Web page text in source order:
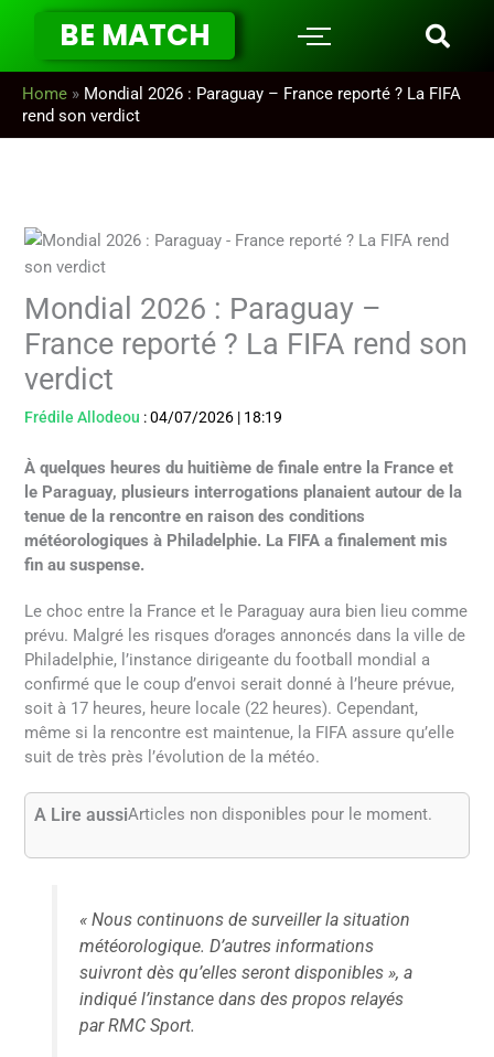
contenu
BE MATCH
Home » Mondial 2026 : Paraguay – France reporté ? La FIFA
rend son verdict
Mondial 2026 : Paraguay –
France reporté ? La FIFA rend son
verdict
Frédile Allodeou :04/07/2026 | 18:19
À quelques heures du huitième de finale entre la France et
le Paraguay, plusieurs interrogations planaient autour de la
tenue de la rencontre en raison des conditions
météorologiques à Philadelphie. La FIFA a finalement mis
fin au suspense.
Le choc entre la France et le Paraguay aura bien lieu comme
prévu. Malgré les risques d’orages annoncés dans la ville de
Philadelphie, l’instance dirigeante du football mondial a
confirmé que le coup d’envoi serait donné à l’heure prévue,
soit à 17 heures, heure locale (22 heures). Cependant,
même si la rencontre est maintenue, la FIFA assure qu’elle
suit de très près l’évolution de la météo.
A Lire aussiArticles non disponibles pour le moment.
« Nous continuons de surveiller la situation
météorologique. D’autres informations
suivront dès qu’elles seront disponibles », a
indiqué l’instance dans des propos relayés
par RMC Sport.